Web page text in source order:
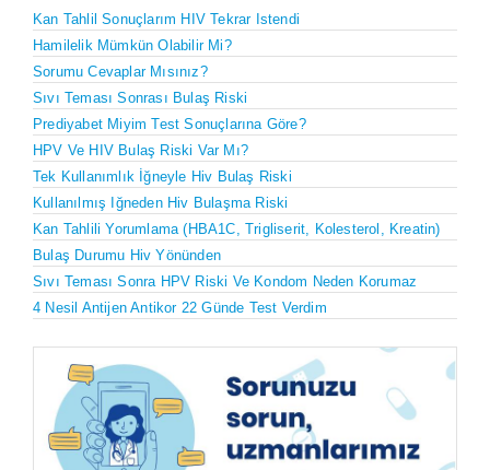
Kan Tahlil Sonuçlarım HIV Tekrar Istendi
Hamilelik Mümkün Olabilir Mi?
Sorumu Cevaplar Mısınız?
Sıvı Teması Sonrası Bulaş Riski
Prediyabet Miyim Test Sonuçlarına Göre?
HPV Ve HIV Bulaş Riski Var Mı?
Tek Kullanımlık İğneyle Hiv Bulaş Riski
Kullanılmış Iğneden Hiv Bulaşma Riski
Kan Tahlili Yorumlama (HBA1C, Trigliserit, Kolesterol, Kreatin)
Bulaş Durumu Hiv Yönünden
Sıvı Teması Sonra HPV Riski Ve Kondom Neden Korumaz
4 Nesil Antijen Antikor 22 Günde Test Verdim